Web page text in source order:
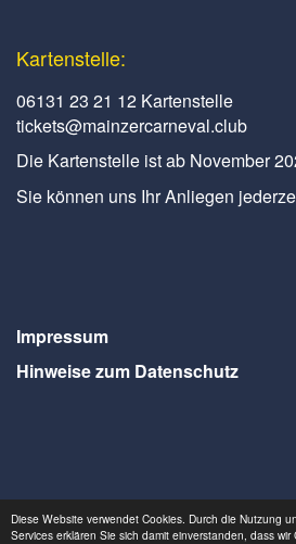
Diese Website verwendet Cookies. Durch die Nutzung
Services erklären Sie sich damit einverstanden, dass wir
Kartenstelle:
06131 23 21 12 Kartenstelle
tickets@mainzercarneval.club
Die Kartenstelle ist ab November
Sie können uns Ihr Anliegen
Impressum
Hinweise zum Datenschutz